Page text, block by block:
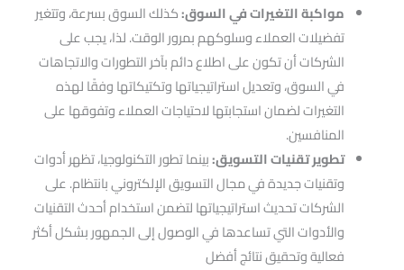
مواكبة التغيرات في السوق:كذلك السوق بسرعة، وتتغير
تفضيلات العملاء وسلوكهم بمرور الوقت. لذا، يجب على
الشركات أن تكون على اطلاع دائم بآخر التطورات والاتجاهات
في السوق، وتعديل استراتيجياتها وتكتيكاتها وفقًا لهذه
التغيرات لضمان استجابتها لاحتياجات العملاء وتفوقها على
المنافسين.
تطوير تقنيات التسويق:بينما تطور التكنولوجيا، تظهر أدوات
وتقنيات جديدة في مجال التسويق الإلكتروني بانتظام. على
الشركات تحديث استراتيجياتها لتضمن استخدام أحدث التقنيات
والأدوات التي تساعدها في الوصول إلى الجمهور بشكل أكثر
فعالية وتحقيق نتائج أفضل